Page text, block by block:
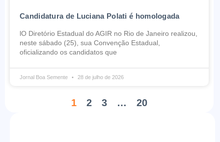
Candidatura de Luciana Polati é homologada
lO Diretório Estadual do AGIR no Rio de Janeiro realizou,
neste sábado (25), sua Convenção Estadual,
oficializando os candidatos que
Jornal Boa Semente 28 de julho de 2026
1 2 3 … 20